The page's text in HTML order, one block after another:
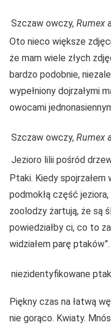
Szczaw owczy, Rumex
Oto nieco większe
że mam wiele złych
bardzo podobnie,
wypełniony dojrzałymi
owocami
Szczaw owczy, Rumex
Jezioro lilii pośród
Ptaki. Kiedy spojrzałem
podmokłą część
zoolodzy żartują, że są
powiedziałby ci, co to
widziałem parę ptaków”.
niezidentyfikowane
Piękny czas na łatwą
nie gorąco. Kwiaty.